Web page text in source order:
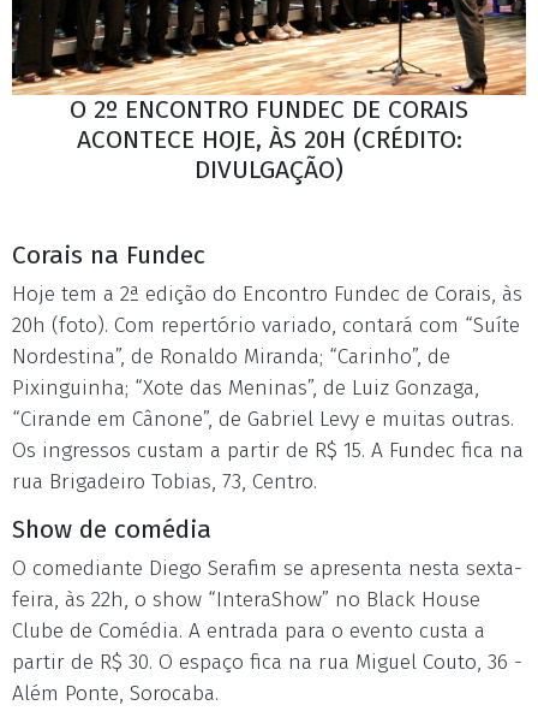
O 2º ENCONTRO FUNDEC DE CORAIS
ACONTECE HOJE, ÀS 20H (CRÉDITO:
DIVULGAÇÃO)
Corais na Fundec
Hoje tem a 2ª edição do Encontro Fundec de Corais, às
20h (foto). Com repertório variado, contará com “Suíte
Nordestina”, de Ronaldo Miranda; “Carinho”, de
Pixinguinha; “Xote das Meninas”, de Luiz Gonzaga,
“Cirande em Cânone”, de Gabriel Levy e muitas outras.
Os ingressos custam a partir de R$ 15. A Fundec fica na
rua Brigadeiro Tobias, 73, Centro.
Show de comédia
O comediante Diego Serafim se apresenta nesta sexta-
feira, às 22h, o show “InteraShow” no Black House
Clube de Comédia. A entrada para o evento custa a
partir de R$ 30. O espaço fica na rua Miguel Couto, 36 -
Além Ponte, Sorocaba.